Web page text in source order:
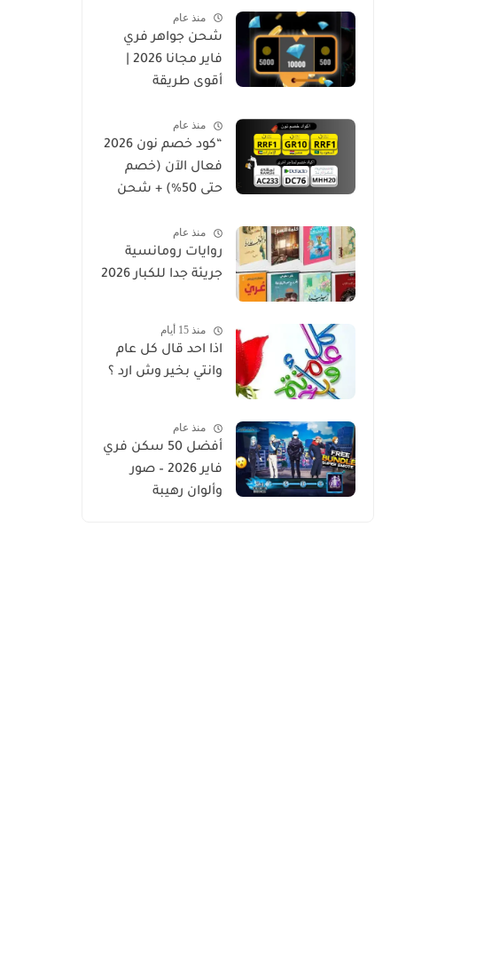
منذ عام
شحن جواهر فري
أقوى طريقة
Fire
منذ عام
“كود خصم نون 2026
فعال الآن (خصم
حتى 50%) + شحن
والإمارات
والسعودية”
منذ عام
روايات رومانسية
جريئة جدا للكبار 2026
منذ 15 أيام
اذا احد قال كل عام
وانتي بخير وش ارد ؟
منذ عام
أفضل 50 سكن فري
فاير 2026 – صور
وألوان رهيبة